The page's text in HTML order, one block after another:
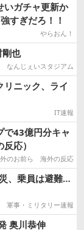
いガチャ更新か
すぎだろ！！
やらおん！
剛也
なんじぇいスタジアム
リニック、ライ
IT速報
で43億円分キャ
応）
のお前ら 海外の反応
、乗員は避難…
軍事・ミリタリー速報
奥川恭伸